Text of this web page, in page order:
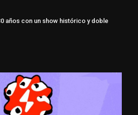
años con un show histórico y doble